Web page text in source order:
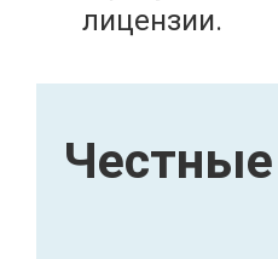
лицензии.